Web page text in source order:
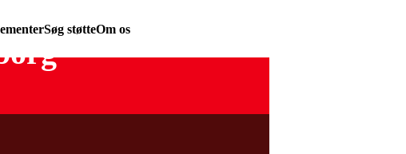
Søg støtteOm os